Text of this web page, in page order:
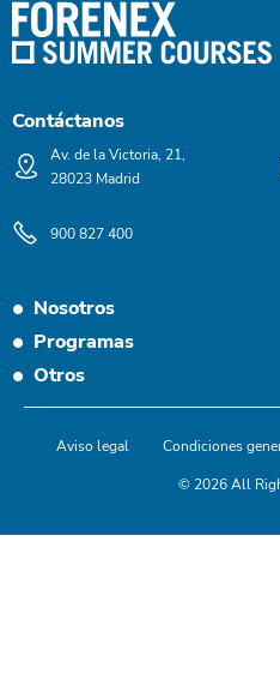
Contáctanos
Av. de la Victoria, 21,
28023 Madrid
900 827 400
Nosotros
Programas
Otros
Aviso legal Condiciones
© 2026 All